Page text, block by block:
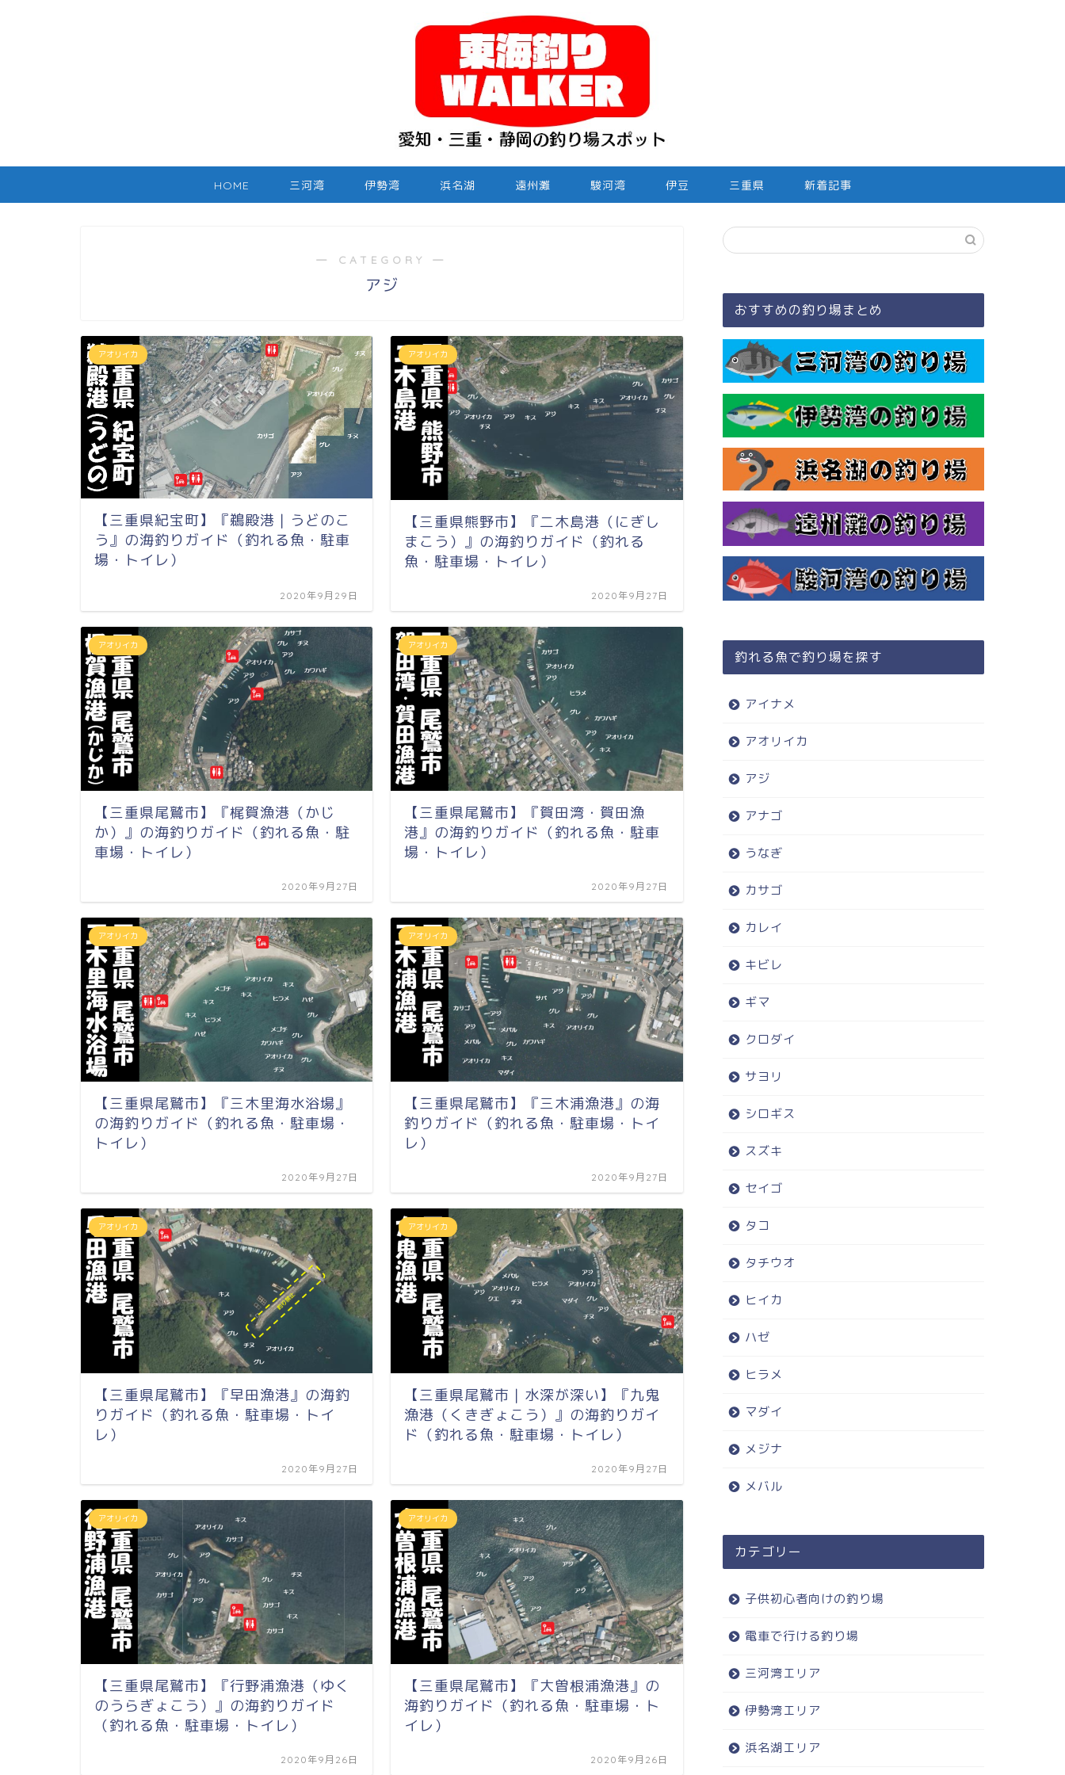
HOME 三河湾 伊勢湾 浜名湖 遠州灘 駿河湾 伊豆 三重県 新着記事
― CATEGORY ―
アジ
アオリイカ
【三重県紀宝町】『鵜殿港｜うどのこ
う』の海釣りガイド（釣れる魚・駐車
場・トイレ）
2020年9月29日
アオリイカ
【三重県熊野市】『二木島港（にぎし
まこう）』の海釣りガイド（釣れる
魚・駐車場・トイレ）
2020年9月27日
アオリイカ
【三重県尾鷲市】『梶賀漁港（かじ
か）』の海釣りガイド（釣れる魚・駐
車場・トイレ）
2020年9月27日
アオリイカ
【三重県尾鷲市】『賀田湾・賀田漁
港』の海釣りガイド（釣れる魚・駐車
場・トイレ）
2020年9月27日
アオリイカ
【三重県尾鷲市】『三木里海水浴場』
の海釣りガイド（釣れる魚・駐車場・
トイレ）
2020年9月27日
アオリイカ
【三重県尾鷲市】『三木浦漁港』の海
釣りガイド（釣れる魚・駐車場・トイ
レ）
2020年9月27日
アオリイカ
【三重県尾鷲市】『早田漁港』の海釣
りガイド（釣れる魚・駐車場・トイ
レ）
2020年9月27日
アオリイカ
【三重県尾鷲市｜水深が深い】『九鬼
漁港（くきぎょこう）』の海釣りガイ
ド（釣れる魚・駐車場・トイレ）
2020年9月27日
アオリイカ
【三重県尾鷲市】『行野浦漁港（ゆく
のうらぎょこう）』の海釣りガイド
（釣れる魚・駐車場・トイレ）
2020年9月26日
アオリイカ
【三重県尾鷲市】『大曽根浦漁港』の
海釣りガイド（釣れる魚・駐車場・ト
イレ）
2020年9月26日
おすすめの釣り場まとめ
釣れる魚で釣り場を探す
アイナメ
アオリイカ
アジ
アナゴ
うなぎ
カサゴ
カレイ
キビレ
ギマ
クロダイ
サヨリ
シロギス
スズキ
セイゴ
タコ
タチウオ
ヒイカ
ハゼ
ヒラメ
マダイ
メジナ
メバル
カテゴリー
子供初心者向けの釣り場
電車で行ける釣り場
三河湾エリア
伊勢湾エリア
浜名湖エリア